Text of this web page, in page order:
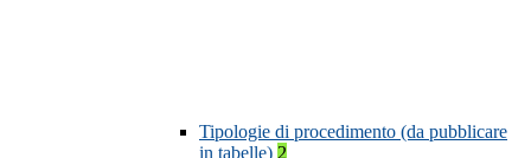
Tipologie di procedimento (da pubblicare
in tabelle) 2